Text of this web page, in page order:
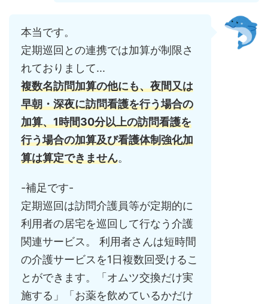
本当です。
定期巡回との連携では加算が制限さ
れておりまして...
複数名訪問加算の他にも、夜間又は
早朝・深夜に訪問看護を行う場合の
加算、1時間30分以上の訪問看護を
行う場合の加算及び看護体制強化加
算は算定できません。
-補足です-
定期巡回は訪問介護員等が定期的に
利用者の居宅を巡回して行なう介護
関連サービス。 利用者さんは短時間
の介護サービスを1日複数回受けるこ
とができます。「オムツ交換だけ実
施する」「お薬を飲めているかだけ